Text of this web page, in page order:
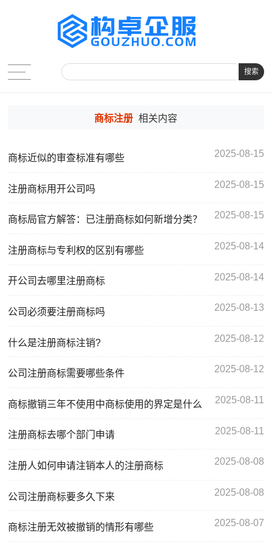
搜索
商标注册 相关内容
商标近似的审查标准有哪些 2025-08-15
注册商标用开公司吗 2025-08-15
商标局官方解答：已注册商标如何新增分类？ 2025-08-15
注册商标与专利权的区别有哪些 2025-08-14
开公司去哪里注册商标 2025-08-14
公司必须要注册商标吗 2025-08-13
什么是注册商标注销? 2025-08-12
公司注册商标需要哪些条件 2025-08-12
商标撤销三年不使用中商标使用的界定是什么 2025-08-11
注册商标去哪个部门申请 2025-08-11
注册人如何申请注销本人的注册商标 2025-08-08
公司注册商标要多久下来 2025-08-08
商标注册无效被撤销的情形有哪些 2025-08-07